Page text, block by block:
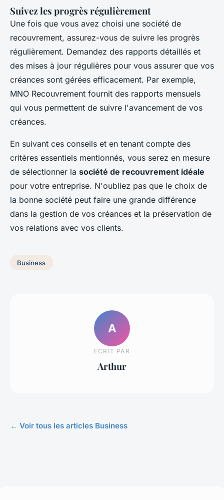
Suivez les progrès régulièrement
Une fois que vous avez choisi une société de
recouvrement, assurez-vous de suivre les progrès
régulièrement. Demandez des rapports détaillés et
des mises à jour régulières pour vous assurer que vos
créances sont gérées efficacement. Par exemple,
MNO Recouvrement fournit des rapports mensuels
qui vous permettent de suivre l'avancement de vos
créances.
En suivant ces conseils et en tenant compte des
critères essentiels mentionnés, vous serez en mesure
de sélectionner la société de recouvrement idéale
pour votre entreprise. N'oubliez pas que le choix de
la bonne société peut faire une grande différence
dans la gestion de vos créances et la préservation de
vos relations avec vos clients.
Business
A
ECRIT PAR
Arthur
← Voir tous les articles Business